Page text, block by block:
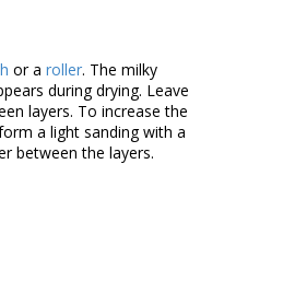
or a roller. The milky
during drying. Leave
layers. To increase the
a light sanding with a
between the layers.